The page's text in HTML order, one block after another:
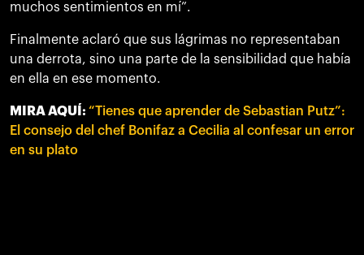
muchos sentimientos en mí”.
Finalmente aclaró que sus lágrimas no representaban
una derrota, sino una parte de la sensibilidad que había
en ella en ese momento.
MIRA AQUÍ: “Tienes que aprender de Sebastian Putz”:
El consejo del chef Bonifaz a Cecilia al confesar un error
en su plato